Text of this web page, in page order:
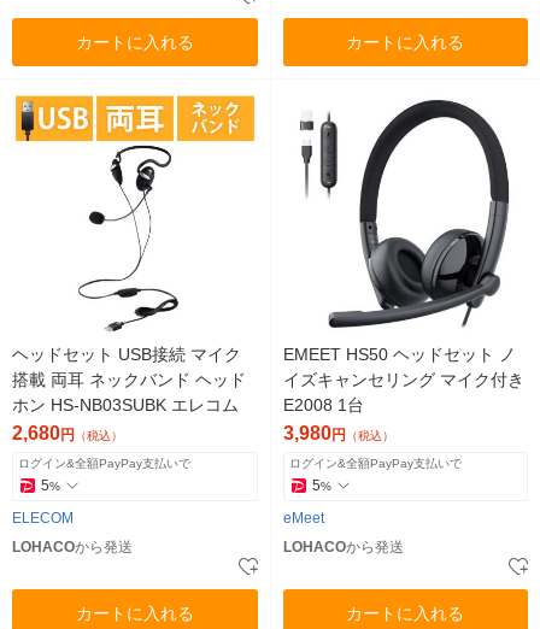
カートに入れる カートに入れる
ヘッドセット USB接続 マイク
搭載 両耳 ネックバンド ヘッド
ホン HS-NB03SUBK エレコム
2,680円 （税込）
ログイン&全額PayPay支払いで
5%
ELECOM
LOHACOから発送
カートに入れる
EMEET HS50 ヘッドセット ノ
イズキャンセリング マイク付き
E2008 1台
3,980円 （税込）
ログイン&全額PayPay支払いで
5%
eMeet
LOHACOから発送
カートに入れる